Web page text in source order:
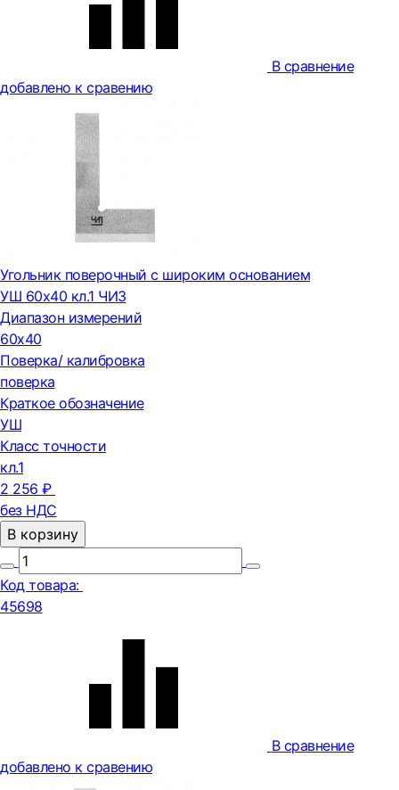
В сравнение
добавлено к сравению
Угольник поверочный с широким основанием
УШ 60х40 кл.1 ЧИЗ
Диапазон измерений
60х40
Поверка/ калибровка
поверка
Краткое обозначение
УШ
Класс точности
кл.1
2 256 ₽
без НДС
В корзину
Код товара:
45698
В сравнение
добавлено к сравению